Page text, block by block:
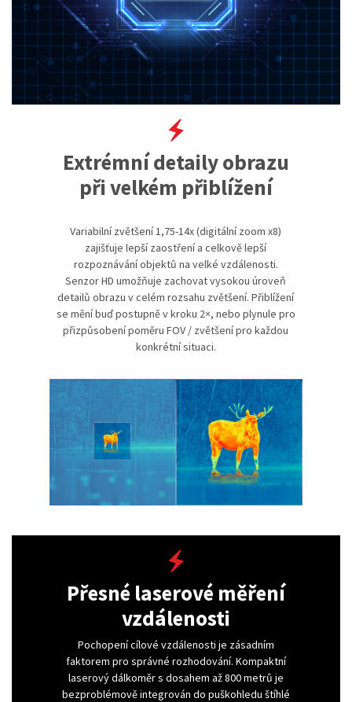
Extrémní detaily obrazu
při velkém přiblížení
Variabilní zvětšení 1,75-14x (digitální zoom x8)
zajišťuje lepší zaostření a celkově lepší
rozpoznávání objektů na velké vzdálenosti.
Senzor HD umožňuje zachovat vysokou úroveň
detailů obrazu v celém rozsahu zvětšení. Přiblížení
se mění buď postupně v kroku 2×, nebo plynule pro
přizpůsobení poměru FOV / zvětšení pro každou
konkrétní situaci.
Přesné laserové měření
vzdálenosti
Pochopení cílové vzdálenosti je zásadním
faktorem pro správné rozhodování. Kompaktní
laserový dálkoměr s dosahem až 800 metrů je
bezproblémově integrován do puškohledu štíhlé